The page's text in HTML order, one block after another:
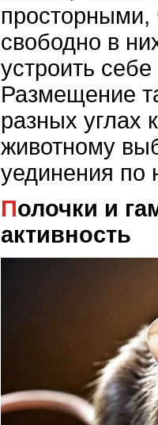
просторными,
свободно в
устроить
Размещение
разных углах
животному
уединения по
Полочки и гамак: комфорт и
активность